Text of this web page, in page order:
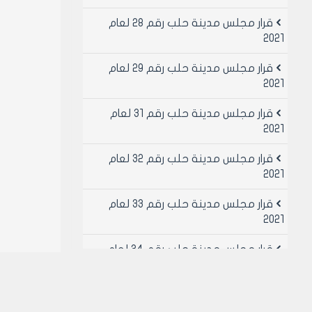
قرار مجلس مدينة حلب رقم 28 لعام
2021
قرار مجلس مدينة حلب رقم 29 لعام
2021
قرار مجلس مدينة حلب رقم 31 لعام
2021
قرار مجلس مدينة حلب رقم 32 لعام
2021
قرار مجلس مدينة حلب رقم 33 لعام
2021
قرار مجلس مدينة حلب رقم 34 لعام